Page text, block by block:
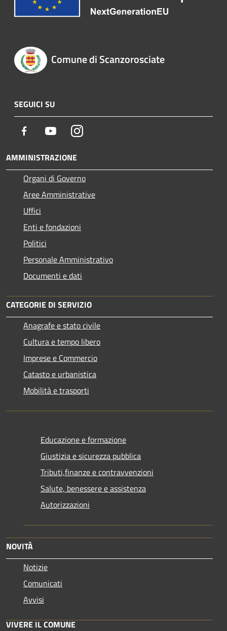
Comune di Scanzorosciate
SEGUICI SU
Facebook YoutubeInstagram
AMMINISTRAZIONE
Organi di Governo
Aree Amministrative
Uffici
Enti e fondazioni
Politici
Personale Amministrativo
Documenti e dati
CATEGORIE DI SERVIZIO
Anagrafe e stato civile
Cultura e tempo libero
Imprese e Commercio
Catasto e urbanistica
Mobilità e trasporti
Educazione e formazione
Giustizia e sicurezza pubblica
Tributi,finanze e contravvenzioni
Salute, benessere e assistenza
Autorizzazioni
NOVITÀ
Notizie
Comunicati
Avvisi
VIVERE IL COMUNE